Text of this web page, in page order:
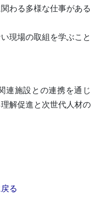
わる多様な仕事がある
現場の取組を学ぶこと
連施設との連携を通じ
解促進と次世代人材の
る